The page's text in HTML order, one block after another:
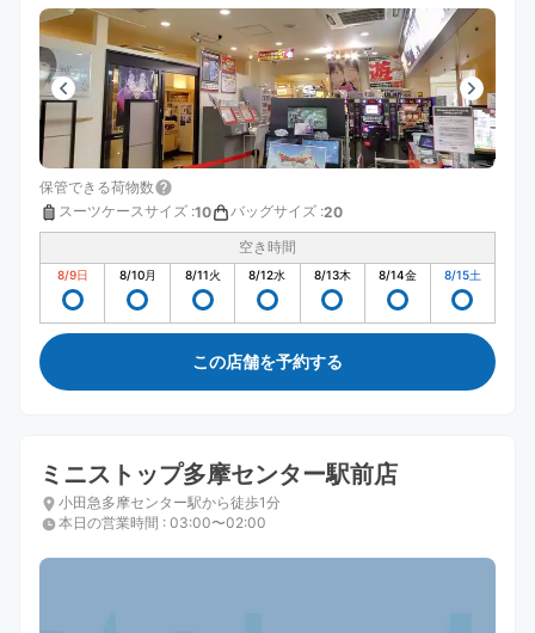
保管できる荷物数
スーツケースサイズ :10 バッグサイズ :20
空き時間
8/9日 8/10月 8/11火 8/12水 8/13木 8/14金 8/15土
この店舗を予約する
ミニストップ多摩センター駅前店
小田急多摩センター駅から徒歩1分
本日の営業時間 : 03:00〜02:00